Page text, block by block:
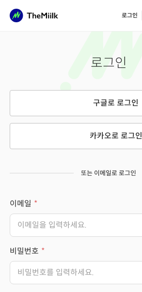
로그인
로그인
구글로 로그인
카카오로 로그인
또는 이메일로 로그인
이메일
비밀번호